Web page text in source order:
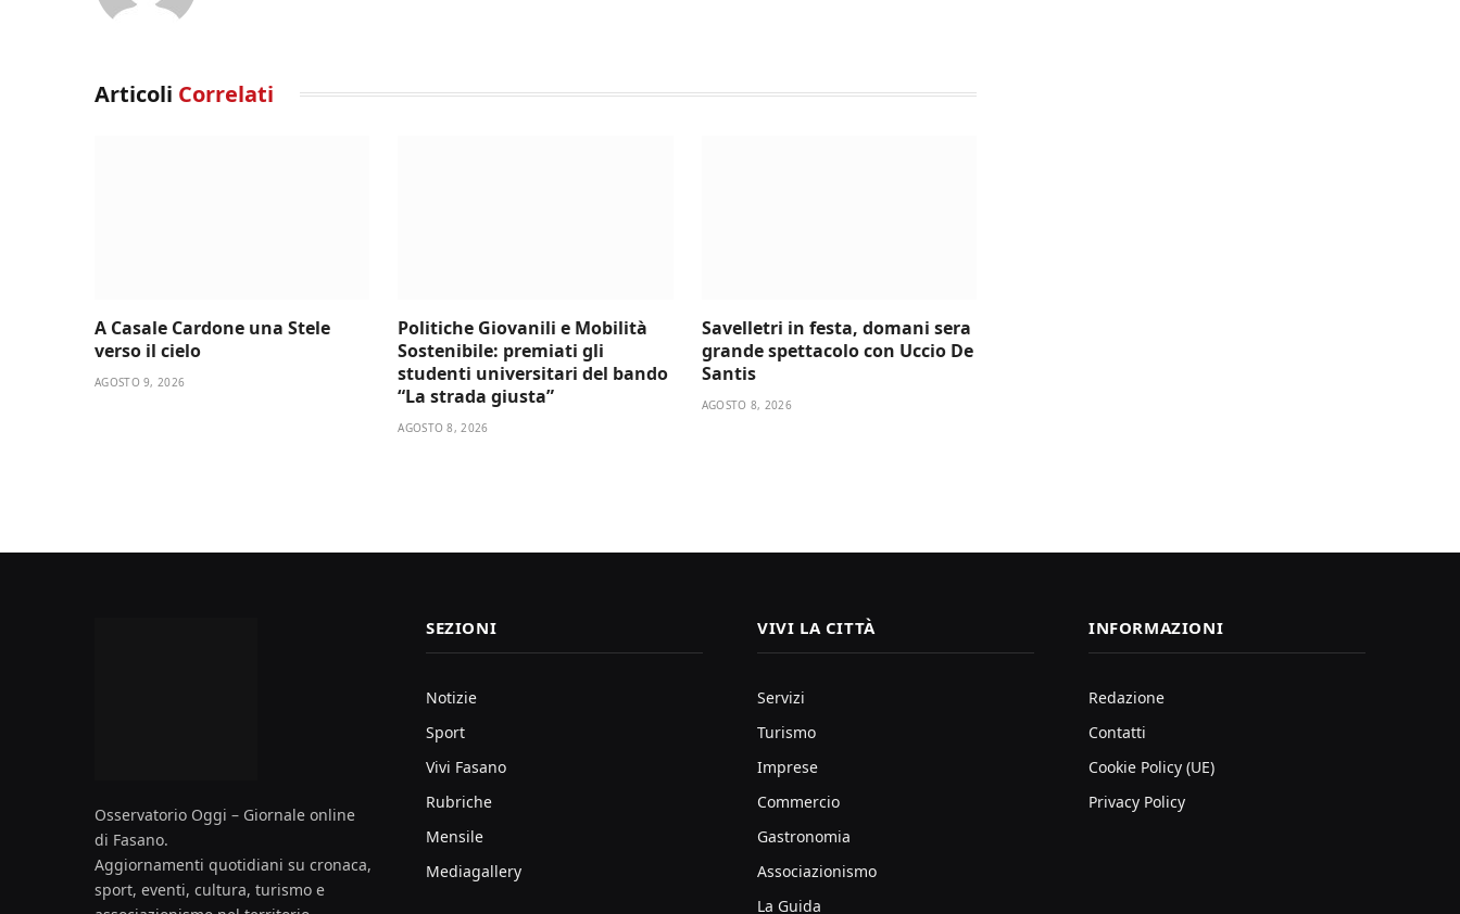
Articoli Correlati
A Casale Cardone una Stele
verso il cielo
AGOSTO 9, 2026
Politiche Giovanili e Mobilità
Sostenibile: premiati gli
studenti universitari del bando
“La strada giusta”
AGOSTO 8, 2026
Savelletri in festa, domani sera
grande spettacolo con Uccio De
Santis
AGOSTO 8, 2026
Osservatorio Oggi – Giornale online
di Fasano.
Aggiornamenti quotidiani su cronaca,
sport, eventi, cultura, turismo e
SEZIONI
Notizie
Sport
Vivi Fasano
Rubriche
Mensile
Mediagallery
VIVI LA CITTÀ
Servizi
Turismo
Imprese
Commercio
Gastronomia
Associazionismo
La Guida
INFORMAZIONI
Redazione
Contatti
Cookie Policy (UE)
Privacy Policy